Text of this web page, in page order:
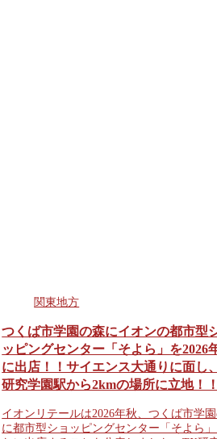
関東地方
つくば市学園の森にイオンの都市型
ッピングセンター「そよら」を2026
に出店！！サイエンス大通りに面し
研究学園駅から2kmの場所に立地！！
イオンリテールは2026年秋、つくば市学
に都市型ショッピングセンター「そよら